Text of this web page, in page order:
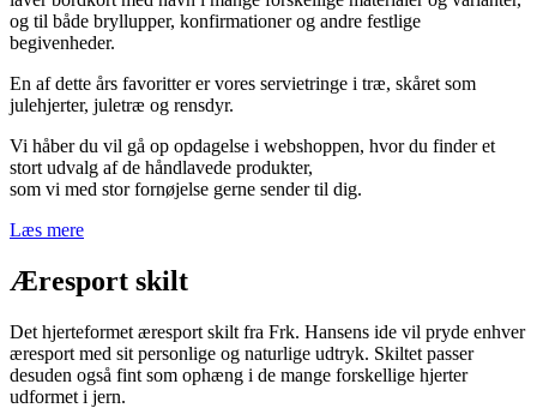
og til både bryllupper, konfirmationer og andre festlige
begivenheder.
En af dette års favoritter er vores servietringe i træ, skåret som
julehjerter, juletræ og rensdyr.
Vi håber du vil gå op opdagelse i webshoppen, hvor du finder et
stort udvalg af de håndlavede produkter,
som vi med stor fornøjelse gerne sender til dig.
Læs mere
Æresport skilt
Det hjerteformet æresport skilt fra Frk. Hansens ide vil pryde enhver
æresport med sit personlige og naturlige udtryk. Skiltet passer
desuden også fint som ophæng i de mange forskellige hjerter
udformet i jern.